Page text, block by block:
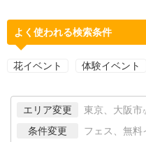
よく使われる検索条件
花イベント 体験イベント
エリア変更 東京、大阪市
条件変更 フェス、無料